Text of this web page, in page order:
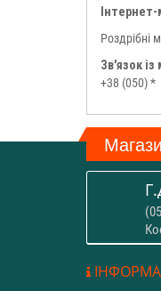
Роздрібні
Зв'язок
+38 (050) *